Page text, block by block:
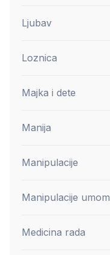
Ljubav
Loznica
Majka i dete
Manija
Manipulacije
Manipulacije umom
Medicina rada